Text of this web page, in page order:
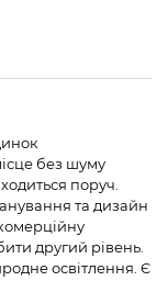
без шуму
поруч.
та дизайн
другий рівень.
освітлення. Є